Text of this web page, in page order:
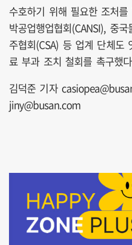
수호하기 위해 필요한 조처
박공업행업협회(CANSI), 중
주협회(CSA) 등 업계 단체도
료 부과 조치 철회를 촉구했
김덕준 기자
jiny@busan.com